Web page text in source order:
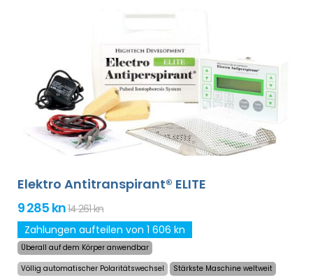
Elektro Antitranspirant® ELITE
9 285 kn14 261 kn
Zahlungen aufteilen von 1 606 kn
Überall auf dem Körper anwendbar
Völlig automatischer Polaritätswechsel
Stärkste Maschine weltweit